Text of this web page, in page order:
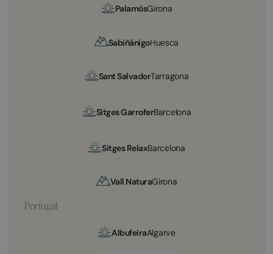
PalamósGirona
SabiñánigoHuesca
Sant SalvadorTarragona
Sitges GarroferBarcelona
Sitges RelaxBarcelona
Vall NaturaGirona
Portugal
AlbufeiraAlgarve